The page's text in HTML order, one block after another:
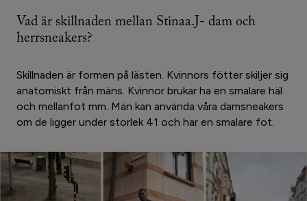
Vad är skillnaden mellan Stinaa.J- dam och
herrsneakers?
Skillnaden är formen på lästen. Kvinnors fötter skiljer sig
anatomiskt från mäns. Kvinnor brukar ha en smalare häl
och mellanfot mm. Män kan använda våra damsneakers
om de ligger under storlek 41 och har en smalare fot.